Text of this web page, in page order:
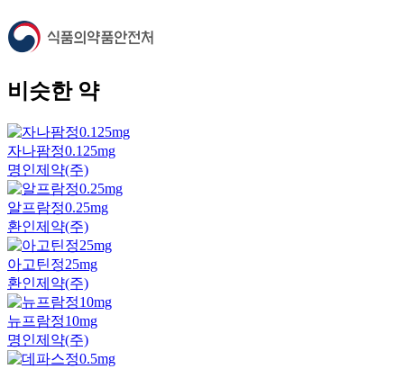
비슷한 약
자나팜정0.125mg
명인제약(주)
알프람정0.25mg
환인제약(주)
아고틴정25mg
환인제약(주)
뉴프람정10mg
명인제약(주)